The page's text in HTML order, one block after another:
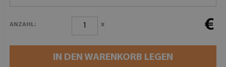
ANZAHL: x €
IN DEN WARENKORB LEGEN